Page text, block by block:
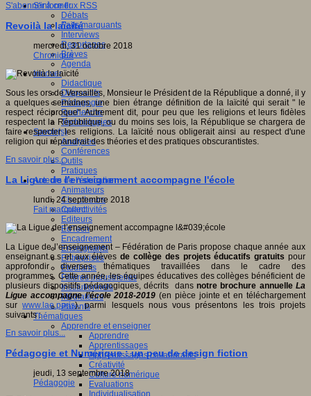
S'informer
Débats
Faits marquants
Interviews
Reportages
Brèves
Agenda
Innover
Didactique
Dispositifs
Pédagogie
Recherche
Technologies
Savoir(s)
Analyses
Conférences
Outils
Pratiques
Acteurs de l'éducation
Animateurs
Chercheurs
Collectivités
Editeurs
EdTech
Encadrement
Enseignants
Entreprises
Etudiants
Filières industrielles
Institutionnels
Médiateurs
Parents
Thématiques
Apprendre et enseigner
Apprendre
Apprentissages
Apprentissages collaboratifs
Créativité
Culture numérique
Evaluations
Individualisation
S'abonner à ce flux RSS
Revoilà la laïcité
mercredi, 31 octobre 2018
Chronique
Sous les ors de Versailles, Monsieur le Président de la République a donné, il y
a quelques semaines, une bien étrange définition de la laïcité qui serait " le
respect réciproque". Autrement dit, pour peu que les religions et leurs fidèles
respectent la République, ou du moins ses lois, la République se chargera de
faire respecter les religions. La laïcité nous obligerait ainsi au respect d'une
religion qui répandrait des théories et des pratiques obscurantistes.
En savoir plus...
La Ligue de l’enseignement accompagne l'école
lundi, 24 septembre 2018
Fait marquant
La Ligue de l’enseignement – Fédération de Paris propose chaque année aux
enseignant.e.s et aux élèvesde collège des projets éducatifs gratuitspour
approfondir diverses thématiques travaillées dans le cadre des
programmes. Cette année, les équipes éducatives des collèges bénéficient de
plusieurs dispositifs pédagogiques, décrits dans notre brochure annuelle La
Ligue accompagne l’école 2018-2019 (en pièce jointe et en téléchargement
surwww.lae.paris), parmi lesquels nous vous présentons les trois projets
suivants :
En savoir plus...
Pédagogie et Numérique : un peu de design fiction
jeudi, 13 septembre 2018
Pédagogie